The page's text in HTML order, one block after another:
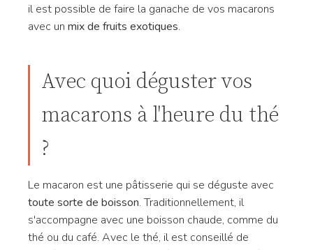
il est possible de faire la ganache de vos macarons
avec un mix de fruits exotiques.
Avec quoi déguster vos
macarons à l'heure du thé
?
Le macaron est une pâtisserie qui se déguste avec
toute sorte de boisson. Traditionnellement, il
s'accompagne avec une boisson chaude, comme du
thé ou du café. Avec le thé, il est conseillé de